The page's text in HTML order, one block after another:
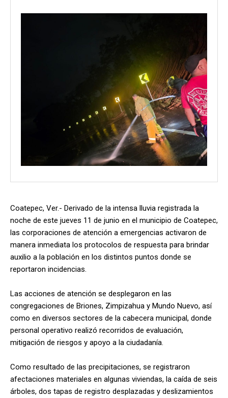
Coatepec, Ver.- Derivado de la intensa lluvia registrada la
noche de este jueves 11 de junio en el municipio de Coatepec,
las corporaciones de atención a emergencias activaron de
manera inmediata los protocolos de respuesta para brindar
auxilio a la población en los distintos puntos donde se
reportaron incidencias.
Las acciones de atención se desplegaron en las
congregaciones de Briones, Zimpizahua y Mundo Nuevo, así
como en diversos sectores de la cabecera municipal, donde
personal operativo realizó recorridos de evaluación,
mitigación de riesgos y apoyo a la ciudadanía.
Como resultado de las precipitaciones, se registraron
afectaciones materiales en algunas viviendas, la caída de seis
árboles, dos tapas de registro desplazadas y deslizamientos